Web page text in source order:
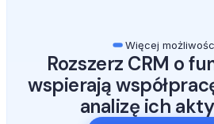
Więcej
Rozszerz CRM o
wspierają
analizę ich